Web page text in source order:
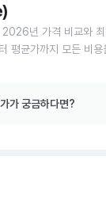
년 가격 비교와
평균가까지 모든 비
가 궁금하다면?